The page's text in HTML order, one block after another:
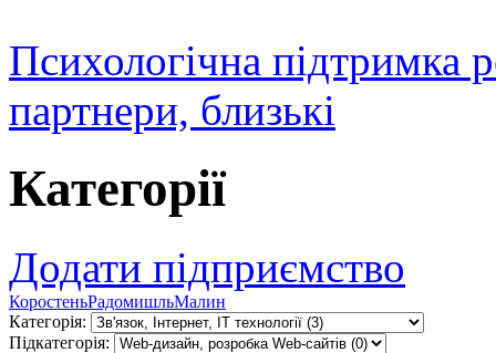
Психологічна підтримка
партнери, близькі
Категорії
Додати підприємство
КоростеньРадомишльМалин
Категорія:
Підкатегорія: